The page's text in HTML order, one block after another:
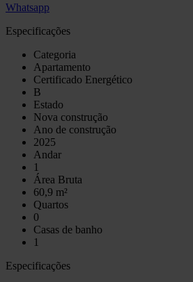
Whatsapp
Especificações
Categoria
Apartamento
Certificado Energético
B
Estado
Nova construção
Ano de construção
2025
Andar
1
Área Bruta
60,9 m²
Quartos
0
Casas de banho
1
Especificações